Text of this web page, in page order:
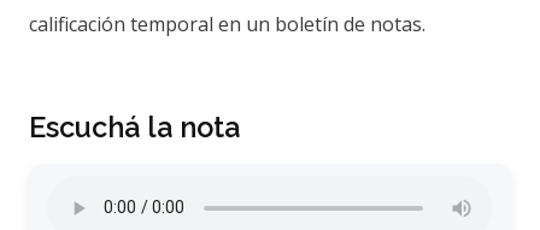
calificación temporal en un boletín de notas.
Escuchá la nota